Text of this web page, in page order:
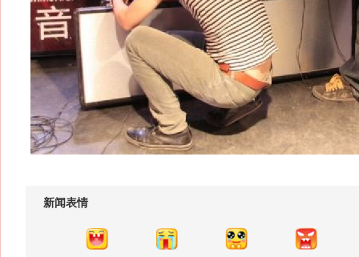
新闻表情